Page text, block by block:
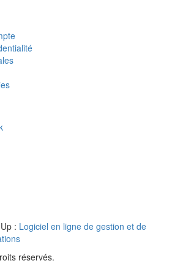
: Logiciel en ligne de gestion et de
réservés.